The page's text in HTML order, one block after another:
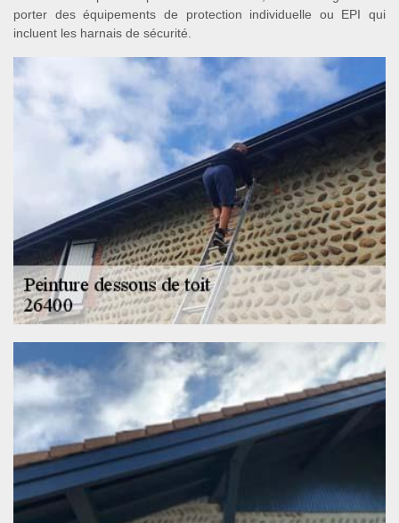
porter des équipements de protection individuelle ou EPI qui
incluent les harnais de sécurité.